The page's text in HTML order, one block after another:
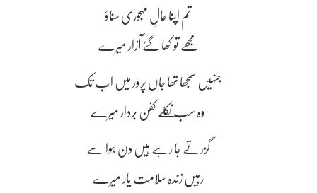
تم اپنا حالِ مہجوری سناؤ
مجھے تو کھا گئے آزار میرے
جنہیں سمجھا تھا جاں پرور میں اب تک
وہ سب نکلے کفن بردار میرے
گزرتے جا رہے ہیں دن ہوا سے
رہیں زندہ سلامت یار میرے